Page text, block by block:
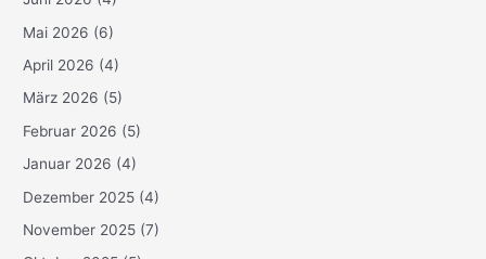
Mai 2026 (6)
April 2026 (4)
März 2026 (5)
Februar 2026 (5)
Januar 2026 (4)
Dezember 2025 (4)
November 2025 (7)